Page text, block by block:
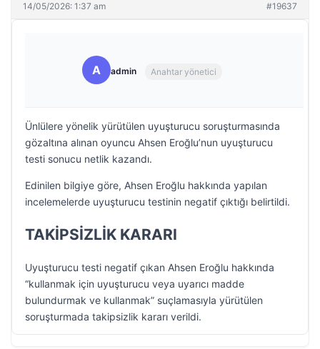
14/05/2026: 1:37 am #19637
A admin Anahtar yönetici
Ünlülere yönelik yürütülen uyuşturucu soruşturmasında
gözaltına alınan oyuncu Ahsen Eroğlu’nun uyuşturucu
testi sonucu netlik kazandı.
Edinilen bilgiye göre, Ahsen Eroğlu hakkında yapılan
incelemelerde uyuşturucu testinin negatif çıktığı belirtildi.
TAKİPSİZLİK KARARI
Uyuşturucu testi negatif çıkan Ahsen Eroğlu hakkında
“kullanmak için uyuşturucu veya uyarıcı madde
bulundurmak ve kullanmak” suçlamasıyla yürütülen
soruşturmada takipsizlik kararı verildi.